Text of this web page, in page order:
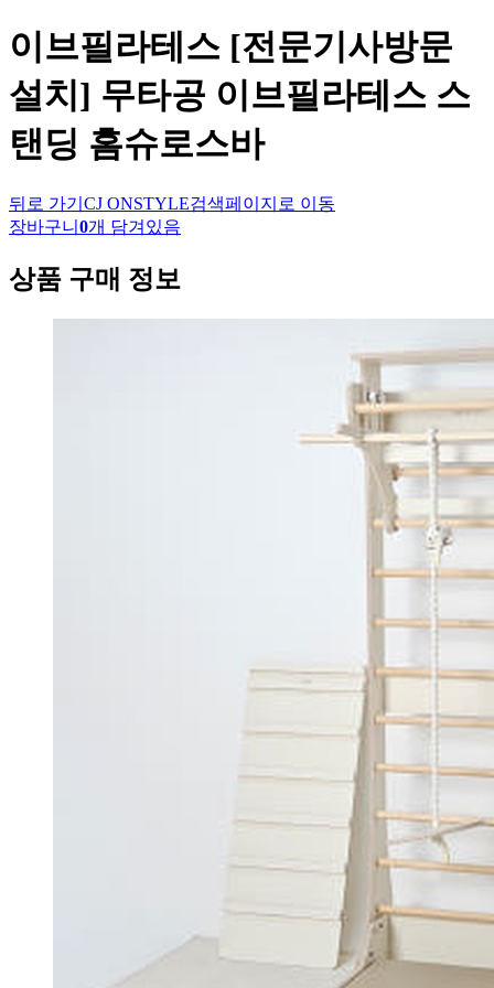
이브필라테스 [전문기사방문
설치] 무타공 이브필라테스 스
탠딩 홈슈로스바
뒤로 가기 CJ ONSTYLE검색페이지로 이동
장바구니 0개 담겨있음
상품 구매 정보